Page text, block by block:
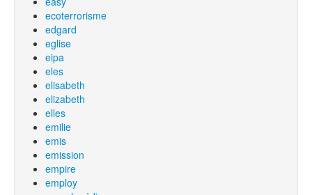
ecoterrorisme
edgard
eglise
eipa
eles
elisabeth
elizabeth
elles
emilie
emis
emission
empire
employ